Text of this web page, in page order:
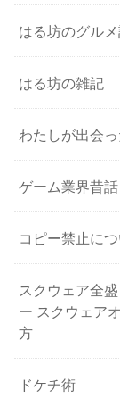
はる坊のグル
はる坊の雑記
わたしが出会
ゲーム業界昔話
コピー禁止に
スクウェア全
ー スクウェア
方
ドケチ術